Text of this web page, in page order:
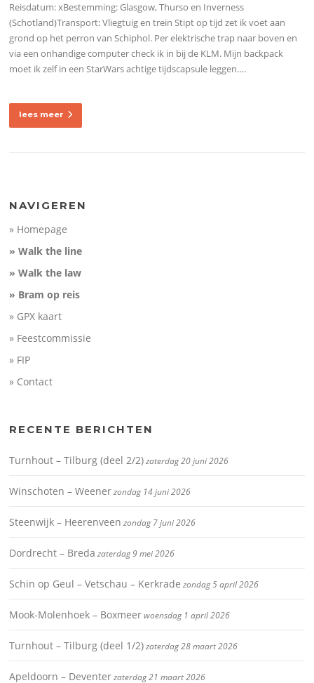
Reisdatum: xBestemming: Glasgow, Thurso en Inverness
(Schotland)Transport: Vliegtuig en trein Stipt op tijd zet ik voet aan
grond op het perron van Schiphol. Per elektrische trap naar boven en
via een onhandige computer check ik in bij de KLM. Mijn backpack
moet ik zelf in een StarWars achtige tijdscapsule leggen….
lees meer
NAVIGEREN
» Homepage
» Walk the line
» Walk the law
» Bram op reis
» GPX kaart
» Feestcommissie
» FIP
» Contact
RECENTE BERICHTEN
Turnhout – Tilburg (deel 2/2)zaterdag 20 juni 2026
Winschoten – Weenerzondag 14 juni 2026
Steenwijk – Heerenveen zondag 7 juni 2026
Dordrecht – Breda zaterdag 9 mei 2026
Schin op Geul – Vetschau – Kerkrade zondag 5 april 2026
Mook-Molenhoek – Boxmeerwoensdag 1 april 2026
Turnhout – Tilburg (deel 1/2)zaterdag 28 maart 2026
Apeldoorn – Deventerzaterdag 21 maart 2026